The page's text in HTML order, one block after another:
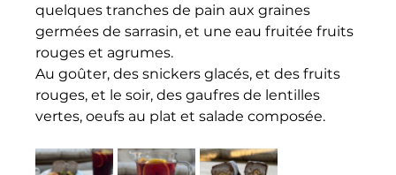
quelques tranches de pain aux graines
germées de sarrasin, et une eau fruitée fruits
rouges et agrumes.
Au goûter, des snickers glacés, et des fruits
rouges, et le soir, des gaufres de lentilles
vertes, oeufs au plat et salade composée.